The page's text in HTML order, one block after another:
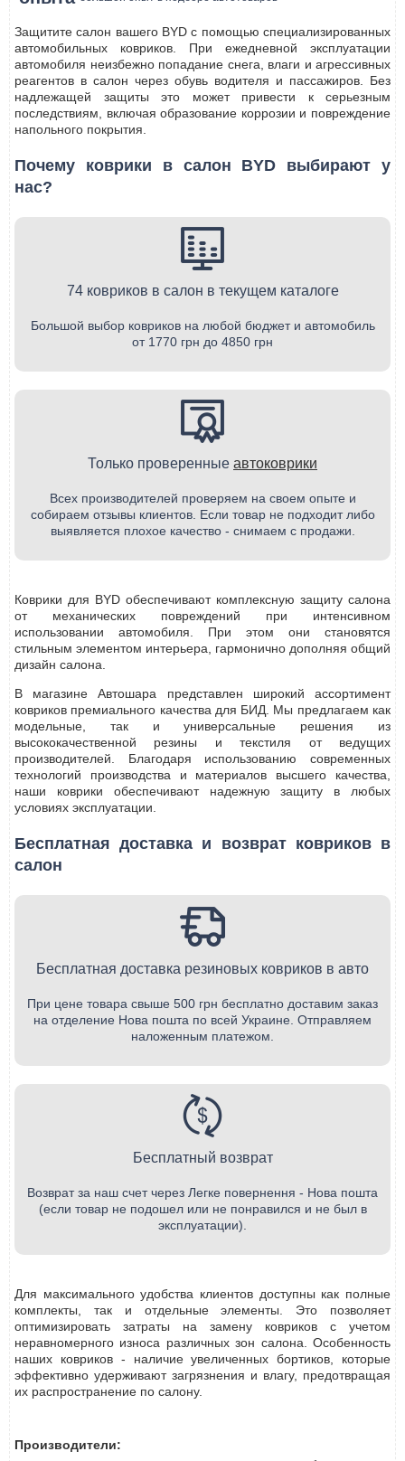
Защитите салон вашего BYD с помощью специализированных
автомобильных ковриков. При ежедневной эксплуатации
автомобиля неизбежно попадание снега, влаги и агрессивных
реагентов в салон через обувь водителя и пассажиров. Без
надлежащей защиты это может привести к серьезным
последствиям, включая образование коррозии и повреждение
напольного покрытия.
Почему коврики в салон BYD выбирают у
нас?
74 ковриков в салон в текущем каталоге
Большой выбор ковриков на любой бюджет и автомобиль
от 1770 грн до 4850 грн
Только проверенные автоковрики
Всех производителей проверяем на своем опыте и
собираем отзывы клиентов. Если товар не подходит либо
выявляется плохое качество - снимаем с продажи.
Коврики для BYD обеспечивают комплексную защиту салона
от механических повреждений при интенсивном
использовании автомобиля. При этом они становятся
стильным элементом интерьера, гармонично дополняя общий
дизайн салона.
В магазине Автошара представлен широкий ассортимент
ковриков премиального качества для БИД. Мы предлагаем как
модельные, так и универсальные решения из
высококачественной резины и текстиля от ведущих
производителей. Благодаря использованию современных
технологий производства и материалов высшего качества,
наши коврики обеспечивают надежную защиту в любых
условиях эксплуатации.
Бесплатная доставка и возврат ковриков в
салон
Бесплатная доставка резиновых ковриков в авто
При цене товара свыше 500 грн бесплатно доставим заказ
на отделение Нова пошта по всей Украине. Отправляем
наложенным платежом.
Бесплатный возврат
Возврат за наш счет через Легке повернення - Нова пошта
(если товар не подошел или не понравился и не был в
эксплуатации).
Для максимального удобства клиентов доступны как полные
комплекты, так и отдельные элементы. Это позволяет
оптимизировать затраты на замену ковриков с учетом
неравномерного износа различных зон салона. Особенность
наших ковриков - наличие увеличенных бортиков, которые
эффективно удерживают загрязнения и влагу, предотвращая
их распространение по салону.
Производители: